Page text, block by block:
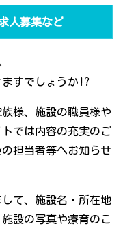
人募集など
すでしょうか!?
様、施設の職員様や
では内容の充実のご
担当者等へお知らせ
て、施設名・所在地
設の写真や療育のこ